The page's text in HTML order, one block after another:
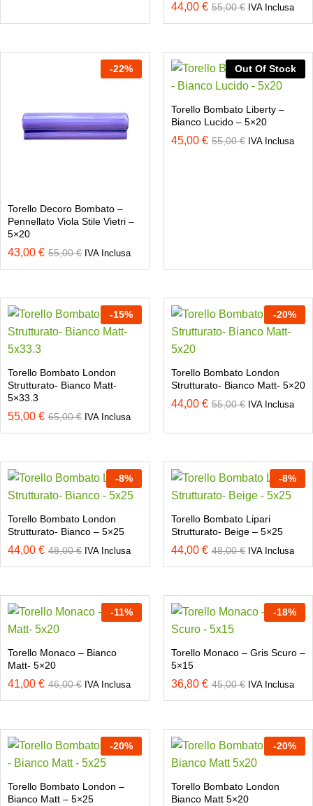
44,00 € 55,00€ IVA Inclusa
-22%
Torello Decoro Bombato –
Pennellato Viola Stile Vietri –
5×20
43,00 € 55,00€ IVA Inclusa
Out Of Stock
Torello Bombato Liberty –
Bianco Lucido – 5×20
45,00 € 55,00€ IVA Inclusa
-15%
Torello Bombato London
Strutturato- Bianco Matt-
5×33.3
55,00 € 65,00€ IVA Inclusa
-20%
Torello Bombato London
Strutturato- Bianco Matt- 5×20
44,00 € 55,00€ IVA Inclusa
-8%
Torello Bombato London
Strutturato- Bianco – 5×25
44,00 € 48,00€ IVA Inclusa
-8%
Torello Bombato Lipari
Strutturato- Beige – 5×25
44,00 € 48,00€ IVA Inclusa
-11%
Torello Monaco – Bianco
Matt- 5×20
41,00 € 46,00€ IVA Inclusa
-18%
Torello Monaco – Gris Scuro –
5×15
36,80 € 45,00€ IVA Inclusa
-20%
Torello Bombato London –
Bianco Matt – 5×25
-20%
Torello Bombato London
Bianco Matt 5×20